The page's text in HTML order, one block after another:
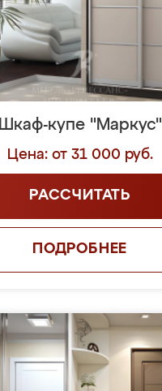
Шкаф-купе "Маркус"
Цена: от 31 000 руб.
РАССЧИТАТЬ
ПОДРОБНЕЕ